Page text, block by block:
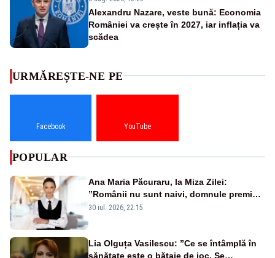
Alexandru Nazare, veste bună: Economia
României va crește în 2027, iar inflația va
scădea
URMĂREȘTE-NE PE
Facebook YouTube
POPULAR
Ana Maria Păcuraru, la Miza Zilei:
”Românii nu sunt naivi, domnule premier
Bolojan”
30 iul. 2026, 22:15
Lia Olguța Vasilescu: ”Ce se întâmplă în
sănătate este o bătaie de joc. Se